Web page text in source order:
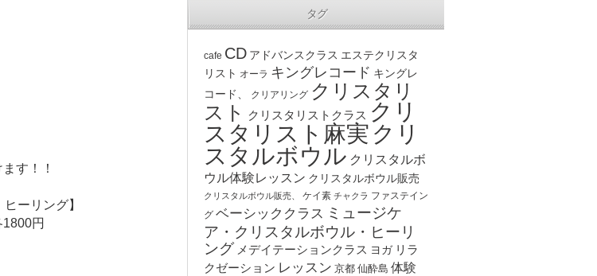
す！！
ーリング】
円
タグ
cafe CD アドバンスクラス エステクリスタ
リスト オーラ キングレコード キングレ
コード、
クリアリング クリスタリ
スト
クリスタリストクラス クリ
スタリスト麻実 クリ
スタルボウル クリスタルボ
ウル体験レッスン クリスタルボウル販売
クリスタルボウル販売、 ケイ素 チャクラ ファステイン
グ ベーシッククラス ミュージケ
ア・クリスタルボウル・ヒーリ
ング メデイテーションクラス ヨガ リラ
クゼーション レッスン 京都 仙酔島 体験